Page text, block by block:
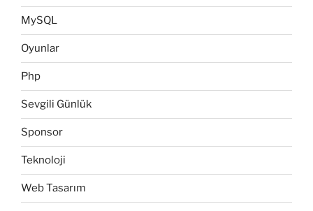
MySQL
Oyunlar
Php
Sevgili Günlük
Sponsor
Teknoloji
Web Tasarım